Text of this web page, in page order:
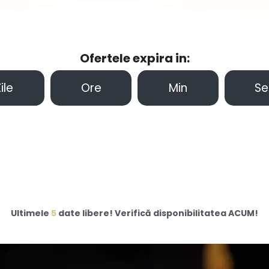
Ofertele expira in:
Ore Min
Ultimele 5 date libere! Verifică disponibilitatea ACUM!